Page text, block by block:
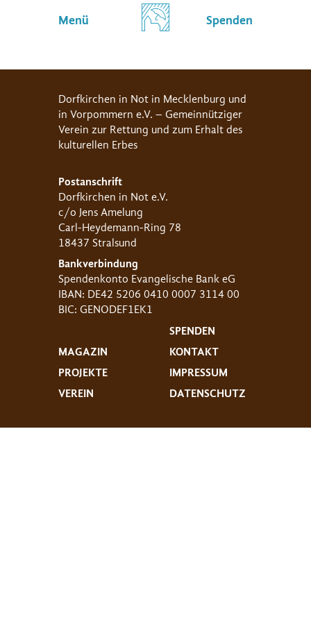
Menü Spenden
Dorfkirchen in Not in Mecklenburg und
in Vorpommern e.V. – Gemeinnütziger
Verein zur Rettung und zum Erhalt des
kulturellen Erbes
Postanschrift
Dorfkirchen in Not e.V.
c/o Jens Amelung
Carl-Heydemann-Ring 78
18437 Stralsund
Bankverbindung
Spendenkonto Evangelische Bank eG
IBAN: DE42 5206 0410 0007 3114 00
BIC: GENODEF1EK1
MAGAZIN
PROJEKTE
VEREIN
SPENDEN
KONTAKT
IMPRESSUM
DATENSCHUTZ